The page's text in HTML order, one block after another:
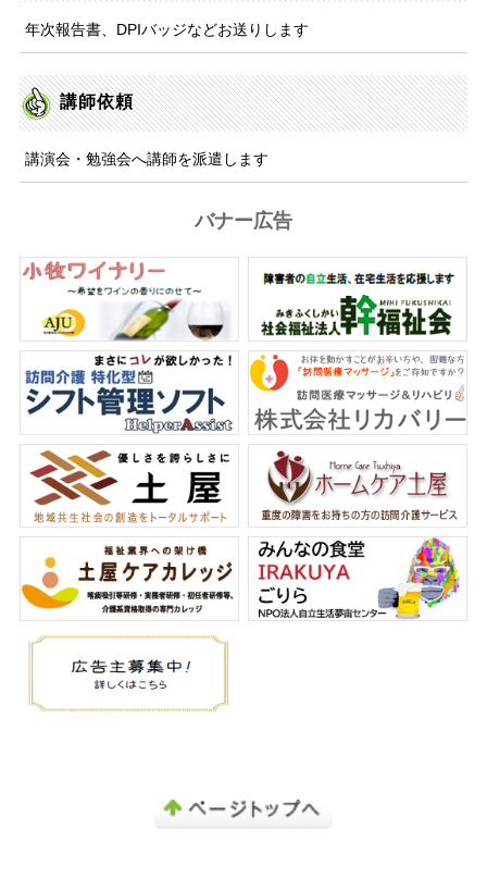
年次報告書、DPIバッジなどお送りします
講師依頼
講演会・勉強会へ講師を派遣します
バナー広告